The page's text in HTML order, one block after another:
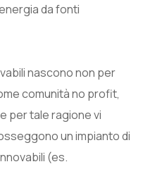
da fonti
nascono non per
comunità no profit,
e per tale ragione vi
un impianto di
(es.